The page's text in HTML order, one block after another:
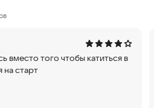
герою в его путешествии,
персонажа
в
на старт